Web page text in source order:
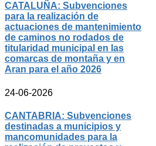
CATALUÑA: Subvenciones
para la realización de
actuaciones de mantenimiento
de caminos no rodados de
titularidad municipal en las
comarcas de montaña y en
Aran para el año 2026
24-06-2026
CANTABRIA: Subvenciones
destinadas a municipios y
mancomunidades para la